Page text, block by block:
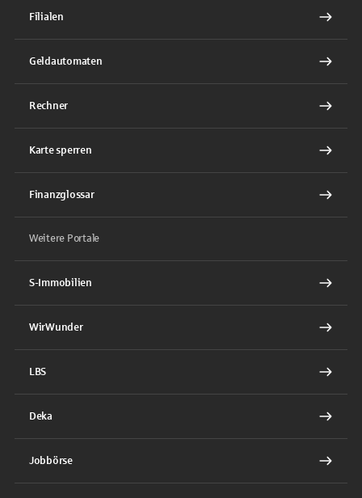
Filialen
Geldautomaten
Rechner
Karte sperren
Finanzglossar
Weitere Portale
S-Immobilien
WirWunder
LBS
Deka
Jobbörse